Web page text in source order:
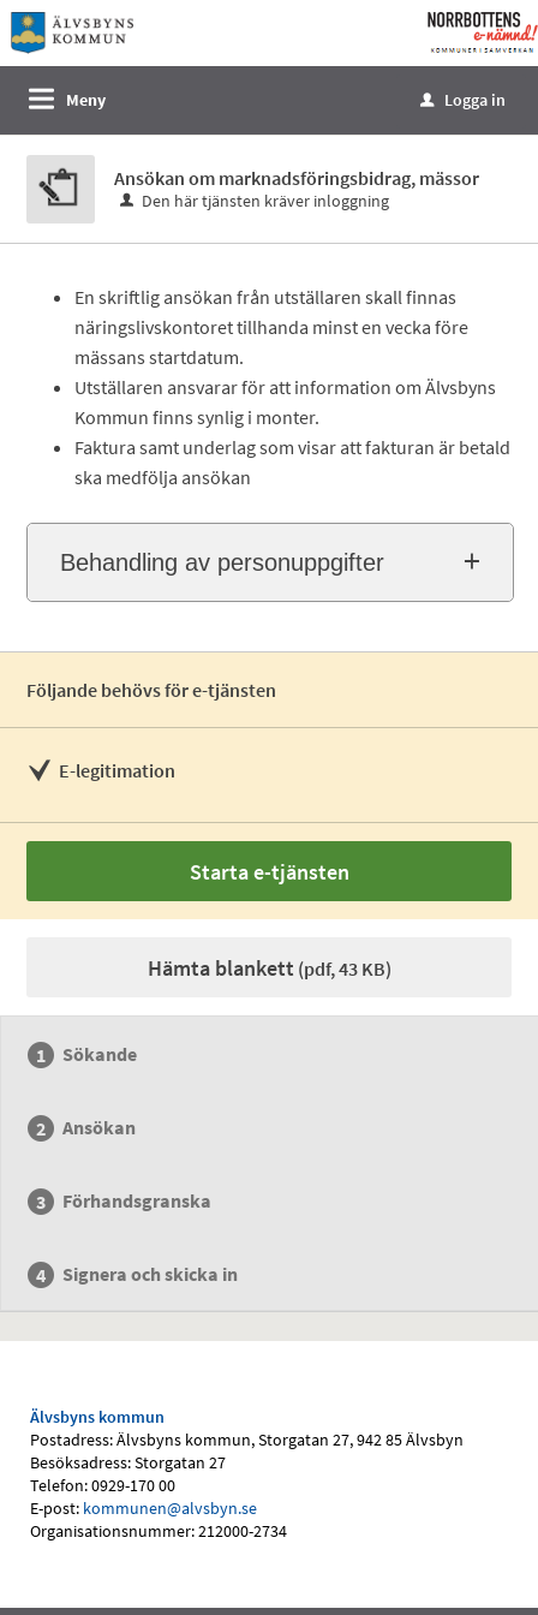
Välkommen
till
tjänster
Norrbottens
enämnd
Meny u Logga in
Ansökan om marknadsföringsbidrag, mässor
Den här tjänsten kräver inloggning
En skriftlig ansökan från utställaren skall finnas
näringslivskontoret tillhanda minst en vecka före
mässans startdatum.
Utställaren ansvarar för att information om Älvsbyns
Kommun finns synlig i monter.
Faktura samt underlag som visar att fakturan är betald
ska medfölja ansökan
Behandling av personuppgifter
Följande behövs för e-tjänsten
E-legitimation
Starta e-tjänsten
Hämta blankett (pdf, 43 KB)
Sökande
Ansökan
Förhandsgranska
Signera och skicka in
Älvsbyns kommun
Postadress: Älvsbyns kommun, Storgatan 27, 942 85 Älvsbyn
Besöksadress: Storgatan 27
Telefon: 0929-170 00
E-post: kommunen@alvsbyn.se
Organisationsnummer: 212000-2734